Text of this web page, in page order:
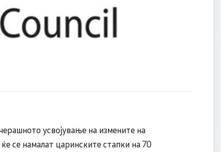
усвојување на измените на
се намалат царинските стапки на 70